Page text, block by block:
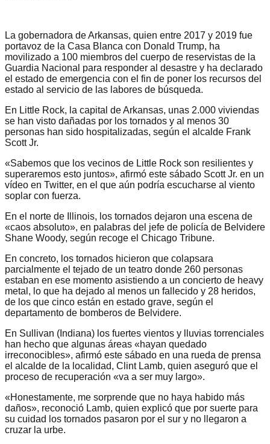
La gobernadora de Arkansas, quien entre 2017 y 2019 fue
portavoz de la Casa Blanca con Donald Trump, ha
movilizado a 100 miembros del cuerpo de reservistas de la
Guardia Nacional para responder al desastre y ha declarado
el estado de emergencia con el fin de poner los recursos del
estado al servicio de las labores de búsqueda.
En Little Rock, la capital de Arkansas, unas 2.000 viviendas
se han visto dañadas por los tornados y al menos 30
personas han sido hospitalizadas, según el alcalde Frank
Scott Jr.
«Sabemos que los vecinos de Little Rock son resilientes y
superaremos esto juntos», afirmó este sábado Scott Jr. en un
vídeo en Twitter, en el que aún podría escucharse al viento
soplar con fuerza.
En el norte de Illinois, los tornados dejaron una escena de
«caos absoluto», en palabras del jefe de policía de Belvidere
Shane Woody, según recoge el Chicago Tribune.
En concreto, los tornados hicieron que colapsara
parcialmente el tejado de un teatro donde 260 personas
estaban en ese momento asistiendo a un concierto de heavy
metal, lo que ha dejado al menos un fallecido y 28 heridos,
de los que cinco están en estado grave, según el
departamento de bomberos de Belvidere.
En Sullivan (Indiana) los fuertes vientos y lluvias torrenciales
han hecho que algunas áreas «hayan quedado
irreconocibles», afirmó este sábado en una rueda de prensa
el alcalde de la localidad, Clint Lamb, quien aseguró que el
proceso de recuperación «va a ser muy largo».
«Honestamente, me sorprende que no haya habido más
daños», reconoció Lamb, quien explicó que por suerte para
su cuidad los tornados pasaron por el sur y no llegaron a
cruzar la urbe.